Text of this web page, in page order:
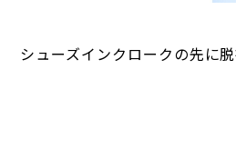
シューズインクロークの先に